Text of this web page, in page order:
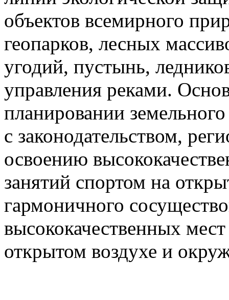
объектов всемирного
геопарков, лесных
угодий, пустынь,
управления реками.
планировании
с законодательством,
освоению
занятий спортом на
гармоничного
высококачественных
открытом воздухе и